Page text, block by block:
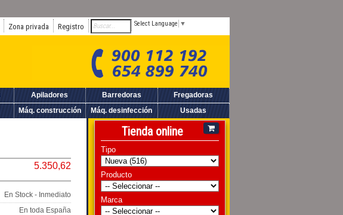
Zona privada Registro Select Language ▼
Apiladores Barredoras
Fregadoras
Máq. construcción Máq. desinfección Usadas
5.350,62
En Stock - Inmediato
En toda España
Tienda online
Tipo
Producto
Marca